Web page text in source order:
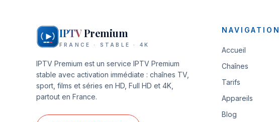
IPTVPremium
FRANCE · STABLE · 4K
IPTV Premium est un service IPTV Premium
stable avec activation immédiate : chaînes TV,
sport, films et séries en HD, Full HD et 4K,
partout en France.
NAVIGATION
Accueil
Chaînes
Tarifs
Appareils
Blog